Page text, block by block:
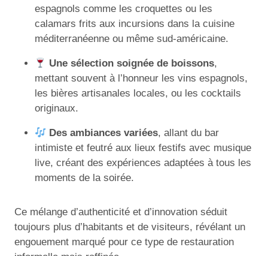
espagnols comme les croquettes ou les
calamars frits aux incursions dans la cuisine
méditerranéenne ou même sud-américaine.
Une sélection soignée de boissons,
mettant souvent à l’honneur les vins espagnols,
les bières artisanales locales, ou les cocktails
originaux.
Des ambiances variées, allant du bar
intimiste et feutré aux lieux festifs avec musique
live, créant des expériences adaptées à tous les
moments de la soirée.
Ce mélange d’authenticité et d’innovation séduit
toujours plus d’habitants et de visiteurs, révélant un
engouement marqué pour ce type de restauration